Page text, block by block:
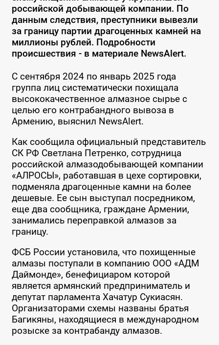
российской добывающей компании. По
данным следствия, преступники вывезли
за границу партии драгоценных камней на
миллионы рублей. Подробности
происшествия - в материале NewsAlert.
С сентября 2024 по январь 2025 года
группа лиц систематически похищала
высококачественное алмазное сырье с
целью его контрабандного вывоза в
Армению, выяснил NewsAlert.
Как сообщила официальный представитель
СК РФ Светлана Петренко, сотрудница
российской алмазодобывающей компании
«АЛРОСЫ», работавшая в цехе сортировки,
подменяла драгоценные камни на более
дешевые. Ее сын выступал посредником,
еще два сообщника, граждане Армении,
занимались переправкой алмазов за
границу.
ФСБ России установила, что похищенные
алмазы поступали в компанию ООО «АДМ
Даймонде», бенефициаром которой
является армянский предприниматель и
депутат парламента Хачатур Сукиасян.
Организаторами схемы названы братья
Багикяны, находящиеся в международном
розыске за контрабанду алмазов.